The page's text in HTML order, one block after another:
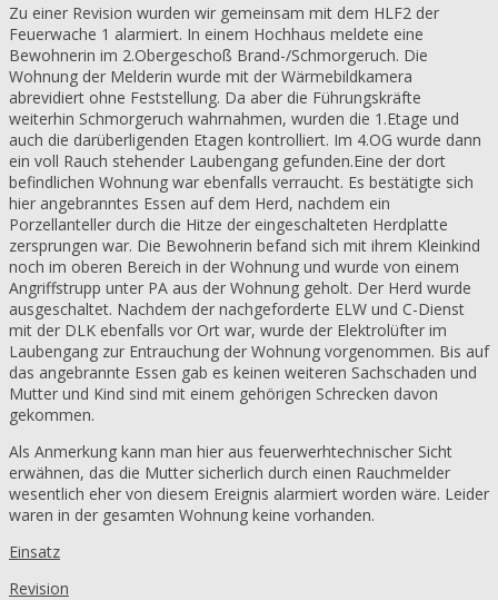
Zu einer Revision wurden wir gemeinsam mit dem HLF2 der
Feuerwache 1 alarmiert. In einem Hochhaus meldete eine
Bewohnerin im 2.Obergeschoß Brand-/Schmorgeruch. Die
Wohnung der Melderin wurde mit der Wärmebildkamera
abrevidiert ohne Feststellung. Da aber die Führungskräfte
weiterhin Schmorgeruch wahrnahmen, wurden die 1.Etage und
auch die darüberligenden Etagen kontrolliert. Im 4.OG wurde dann
ein voll Rauch stehender Laubengang gefunden.Eine der dort
befindlichen Wohnung war ebenfalls verraucht. Es bestätigte sich
hier angebranntes Essen auf dem Herd, nachdem ein
Porzellanteller durch die Hitze der eingeschalteten Herdplatte
zersprungen war. Die Bewohnerin befand sich mit ihrem Kleinkind
noch im oberen Bereich in der Wohnung und wurde von einem
Angriffstrupp unter PA aus der Wohnung geholt. Der Herd wurde
ausgeschaltet. Nachdem der nachgeforderte ELW und C-Dienst
mit der DLK ebenfalls vor Ort war, wurde der Elektrolüfter im
Laubengang zur Entrauchung der Wohnung vorgenommen. Bis auf
das angebrannte Essen gab es keinen weiteren Sachschaden und
Mutter und Kind sind mit einem gehörigen Schrecken davon
gekommen.
Als Anmerkung kann man hier aus feuerwerhtechnischer Sicht
erwähnen, das die Mutter sicherlich durch einen Rauchmelder
wesentlich eher von diesem Ereignis alarmiert worden wäre. Leider
waren in der gesamten Wohnung keine vorhanden.
Einsatz
Revision